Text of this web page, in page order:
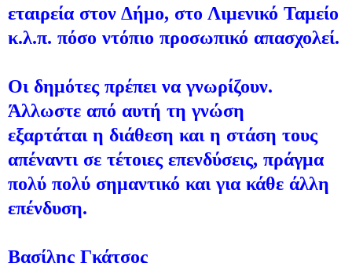
εταιρεία στον Δήμο, στο Λιμενικό Ταμείο
κ.λ.π. πόσο ντόπιο προσωπικό απασχολεί.
Οι δημότες πρέπει να γνωρίζουν.
Άλλωστε από αυτή τη γνώση
εξαρτάται η διάθεση και η στάση τους
απέναντι σε τέτοιες επενδύσεις, πράγμα
πολύ πολύ σημαντικό και για κάθε άλλη
επένδυση.
Βασίλης Γκάτσος